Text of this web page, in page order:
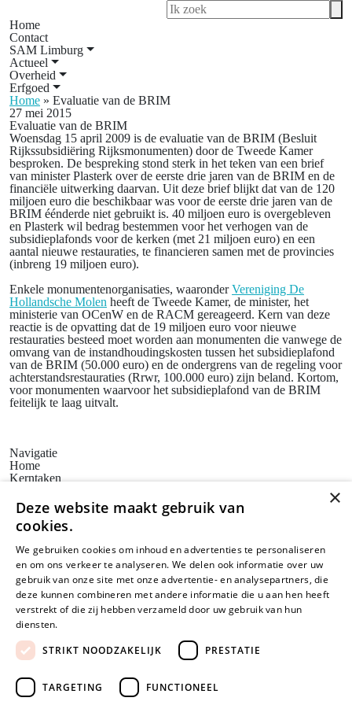
Home
Contact
SAM Limburg
Actueel
Overheid
Erfgoed
Home » Evaluatie van de BRIM
27 mei 2015
Evaluatie van de BRIM
Woensdag 15 april 2009 is de evaluatie van de BRIM (Besluit
Rijkssubsidiëring Rijksmonumenten) door de Tweede Kamer
besproken. De bespreking stond sterk in het teken van een brief
van minister Plasterk over de eerste drie jaren van de BRIM en de
financiële uitwerking daarvan. Uit deze brief blijkt dat van de 120
miljoen euro die beschikbaar was voor de eerste drie jaren van de
BRIM éénderde niet gebruikt is. 40 miljoen euro is overgebleven
en Plasterk wil bedrag bestemmen voor het verhogen van de
subsidieplafonds voor de kerken (met 21 miljoen euro) en een
aantal nieuwe restauraties, te financieren samen met de provincies
(inbreng 19 miljoen euro).
Enkele monumentenorganisaties, waaronderVereniging De
Hollandsche Molen heeft de Tweede Kamer, de minister, het
ministerie van OCenW en de RACM gereageerd. Kern van deze
reactie is de opvatting dat de 19 miljoen euro voor nieuwe
restauraties besteed moet worden aan monumenten die vanwege de
omvang van de instandhoudingskosten tussen het subsidieplafond
van de BRIM (50.000 euro) en de ondergrens van de regeling voor
achterstandsrestauraties (Rrwr, 100.000 euro) zijn beland. Kortom,
voor monumenten waarvoor het subsidieplafond van de BRIM
feitelijk te laag uitvalt.
Navigatie
Home
Kerntaken
Erfgoedbeleid
Steunpunten
Bezoekadres
Weerstand Roermond
Bredeweg 10
6042 GG Roermond
Postadres
SAM Limburg
Postbus 203
6040 AE ROERMOND
steunpunt@sam-limburg.nl
0475-399281
×
Deze website maakt gebruik van
cookies.
We gebruiken cookies om inhoud en advertenties te personaliseren
en om ons verkeer te analyseren. We delen ook informatie over uw
gebruik van onze site met onze advertentie- en analysepartners, die
deze kunnen combineren met andere informatie die u aan hen heeft
verstrekt of die zij hebben verzameld door uw gebruik van hun
diensten.
STRIKT NOODZAKELIJK
PRESTATIE
TARGETING FUNCTIONEEL